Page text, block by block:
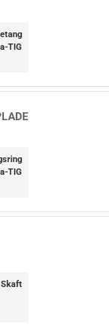
TIG
TIG
Skaft